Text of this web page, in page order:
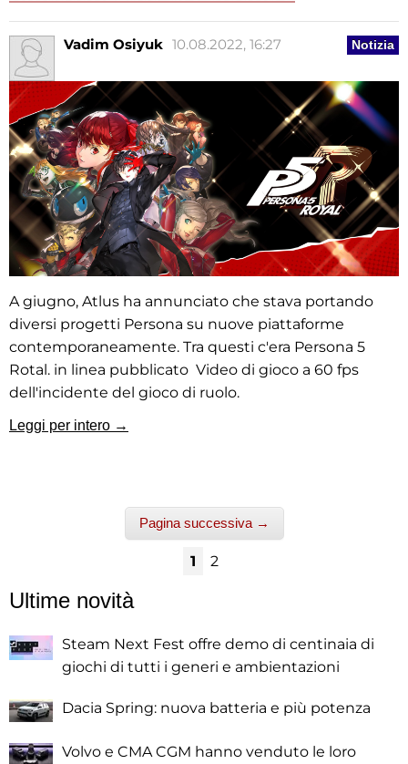
Notizia
Vadim Osiyuk 10.08.2022, 16:27
A giugno, Atlus ha annunciato che stava portando
diversi progetti Persona su nuove piattaforme
contemporaneamente. Tra questi c'era Persona 5
Rotal. in linea pubblicato Video di gioco a 60 fps
dell'incidente del gioco di ruolo.
Leggi per intero →
Pagina successiva →
1 2
Ultime novità
Steam Next Fest offre demo di centinaia di
giochi di tutti i generi e ambientazioni
Dacia Spring: nuova batteria e più potenza
Volvo e CMA CGM hanno venduto le loro